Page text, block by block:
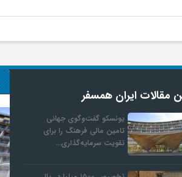
مقالات ایران همسفر
یونسکو گفت‌وگوی جهانی
تامین مالی فرهنگ را برای
تقویت سرمایه‌گذاری…